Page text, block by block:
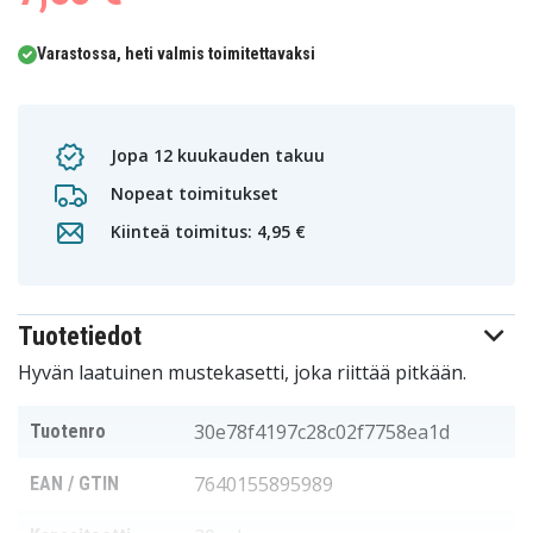
Varastossa, heti valmis toimitettavaksi
Jopa 12 kuukauden takuu
Nopeat toimitukset
Kiinteä toimitus: 4,95 €
Tuotetiedot
Hyvän laatuinen mustekasetti, joka riittää pitkään.
Tuotenro 30e78f4197c28c02f7758ea1d
EAN / GTIN 7640155895989